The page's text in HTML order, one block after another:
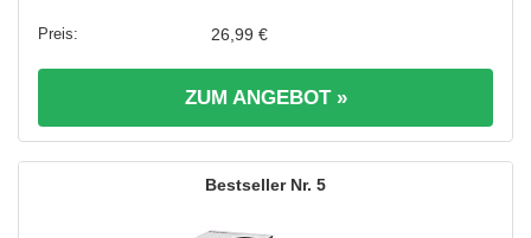
26,99 €
ZUM ANGEBOT »
5